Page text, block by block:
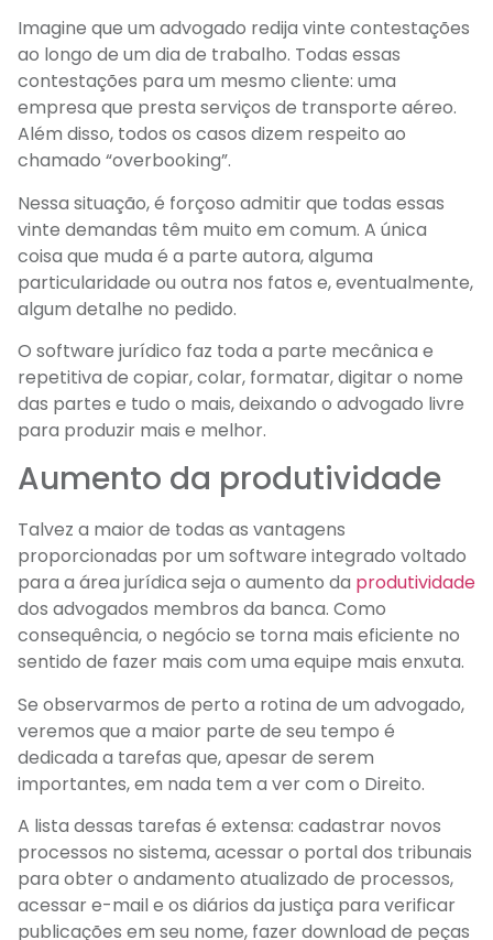
Imagine que um advogado redija vinte contestações
ao longo de um dia de trabalho. Todas essas
contestações para um mesmo cliente: uma
empresa que presta serviços de transporte aéreo.
Além disso, todos os casos dizem respeito ao
chamado “overbooking”.
Nessa situação, é forçoso admitir que todas essas
vinte demandas têm muito em comum. A única
coisa que muda é a parte autora, alguma
particularidade ou outra nos fatos e, eventualmente,
algum detalhe no pedido.
O software jurídico faz toda a parte mecânica e
repetitiva de copiar, colar, formatar, digitar o nome
das partes e tudo o mais, deixando o advogado livre
para produzir mais e melhor.
Aumento da produtividade
Talvez a maior de todas as vantagens
proporcionadas por um software integrado voltado
para a área jurídica seja o aumento da produtividade
dos advogados membros da banca. Como
consequência, o negócio se torna mais eficiente no
sentido de fazer mais com uma equipe mais enxuta.
Se observarmos de perto a rotina de um advogado,
veremos que a maior parte de seu tempo é
dedicada a tarefas que, apesar de serem
importantes, em nada tem a ver com o Direito.
A lista dessas tarefas é extensa: cadastrar novos
processos no sistema, acessar o portal dos tribunais
para obter o andamento atualizado de processos,
acessar e-mail e os diários da justiça para verificar
publicações em seu nome, fazer download de peças